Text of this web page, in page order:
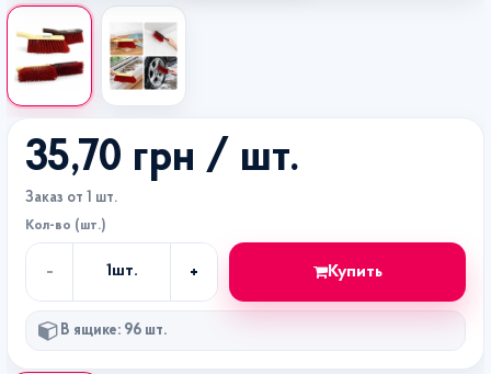
35,70 грн / шт.
Заказ от 1 шт.
Кол-во (шт.)
-
во
1шт. + Купить
В ящике: 96 шт.